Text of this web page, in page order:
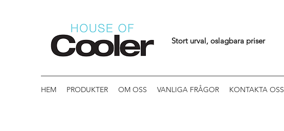
Stort urval, oslagbara priser
HEM PRODUKTER OM OSS VANLIGA FRÅGOR KONTAKTA OSS